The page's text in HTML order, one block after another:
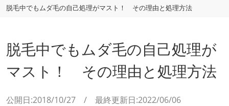
脱毛中でもムダ毛の自己処理がマスト！ その理由と処理方法
脱毛中でもムダ毛の自己処理が
マスト！ その理由と処理方法
公開日:2018/10/27 / 最終更新日:2022/06/06